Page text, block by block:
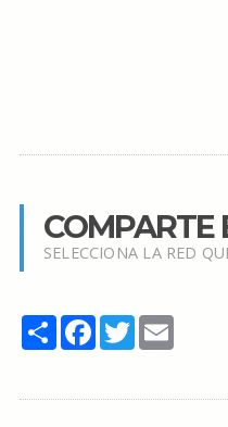
COMPARTE
SELECCIONA LA RED
Share Facebook
TwitterEmail